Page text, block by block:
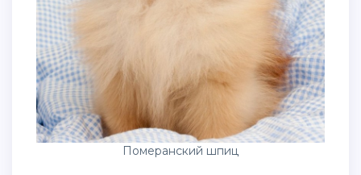
Померанский шпиц